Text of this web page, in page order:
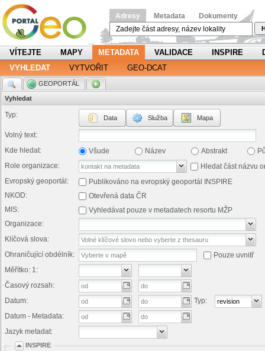
Adresy Metadata Dokumenty
VÍTEJTE MAPY METADATA VALIDACE INSPIRE
VYHLEDAT
VYTVOŘIT GEO-DCAT
GEOPORTÁL
Vyhledat
Typ: Data Služba Mapa
Volný text:
Kde hledat:
Všude Název Abstrakt
Role organizace:
Hledat část názvu
Evropský geoportál:
Publikováno na evropský geoportál INSPIRE
NKOD:
Otevřená data ČR
MIS:
Vyhledávat pouze v metadatech resortu MŽP
Organizace:
Klíčová slova:
Ohraničující obdélník:
Pouze uvnitř
Měřítko: 1:
Časový rozsah:
Datum:
Datum - Metadata:
Typ:
Jazyk metadat:
INSPIRE